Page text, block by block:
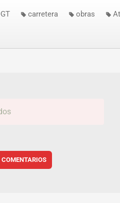
carretera obras
COMENTARIOS